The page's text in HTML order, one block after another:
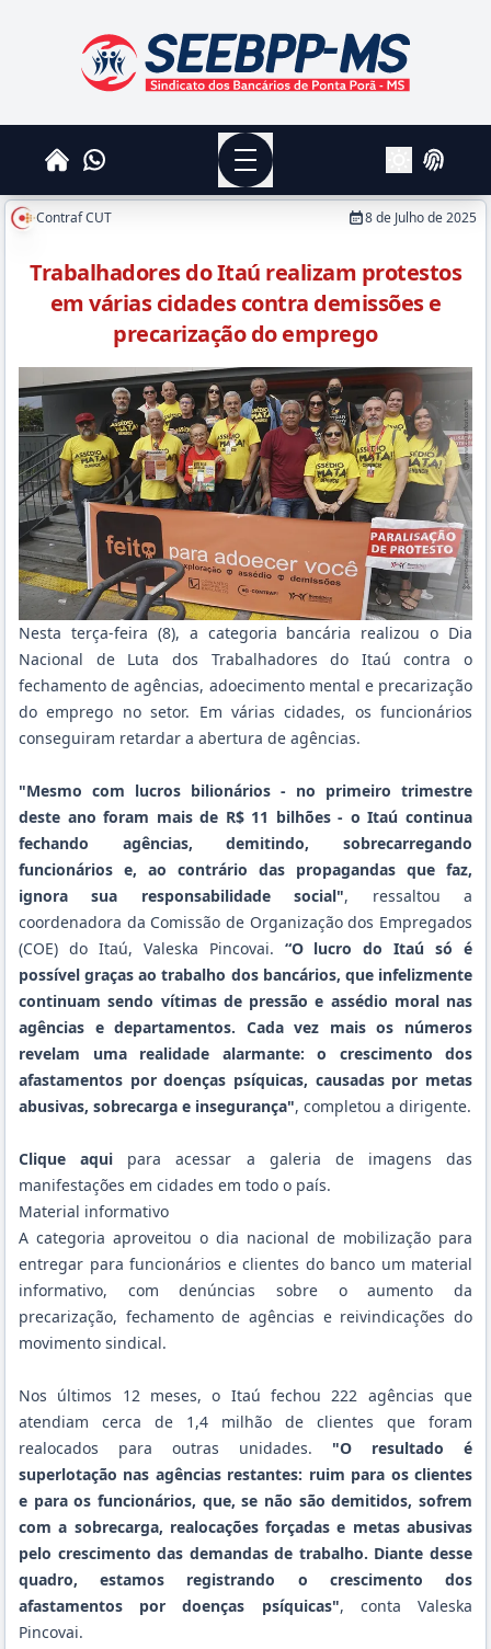
SEEBPPMS - Sindicato dos Bancários de Ponta
HomeWhatsapp
Menu
AlterarLogin
Contraf CUT 8 de Julho de 2025
Trabalhadores do Itaú realizam protestos
em várias cidades contra demissões e
precarização do emprego
Nesta terça-feira (8), a categoria bancária realizou o Dia
Nacional de Luta dos Trabalhadores do Itaú contra o
fechamento de agências, adoecimento mental e precarização
do emprego no setor. Em várias cidades, os funcionários
conseguiram retardar a abertura de agências.
"Mesmo com lucros bilionários - no primeiro trimestre
deste ano foram mais de R$ 11 bilhões - o Itaú continua
fechando agências, demitindo, sobrecarregando
funcionários e, ao contrário das propagandas que faz,
ignora sua responsabilidade social", ressaltou a
coordenadora da Comissão de Organização dos Empregados
(COE) do Itaú, Valeska Pincovai. “O lucro do Itaú só é
possível graças ao trabalho dos bancários, que infelizmente
continuam sendo vítimas de pressão e assédio moral nas
agências e departamentos. Cada vez mais os números
revelam uma realidade alarmante: o crescimento dos
afastamentos por doenças psíquicas, causadas por metas
abusivas, sobrecarga e insegurança", completou a dirigente.
Clique aqui para acessar a galeria de imagens das
manifestações em cidades em todo o país.
Material informativo
A categoria aproveitou o dia nacional de mobilização para
entregar para funcionários e clientes do banco um material
informativo, com denúncias sobre o aumento da
precarização, fechamento de agências e reivindicações do
movimento sindical.
Nos últimos 12 meses, o Itaú fechou 222 agências que
atendiam cerca de 1,4 milhão de clientes que foram
realocados para outras unidades. "O resultado é
superlotação nas agências restantes: ruim para os clientes
e para os funcionários, que, se não são demitidos, sofrem
com a sobrecarga, realocações forçadas e metas abusivas
pelo crescimento das demandas de trabalho. Diante desse
quadro, estamos registrando o crescimento dos
afastamentos por doenças psíquicas", conta Valeska
Pincovai.